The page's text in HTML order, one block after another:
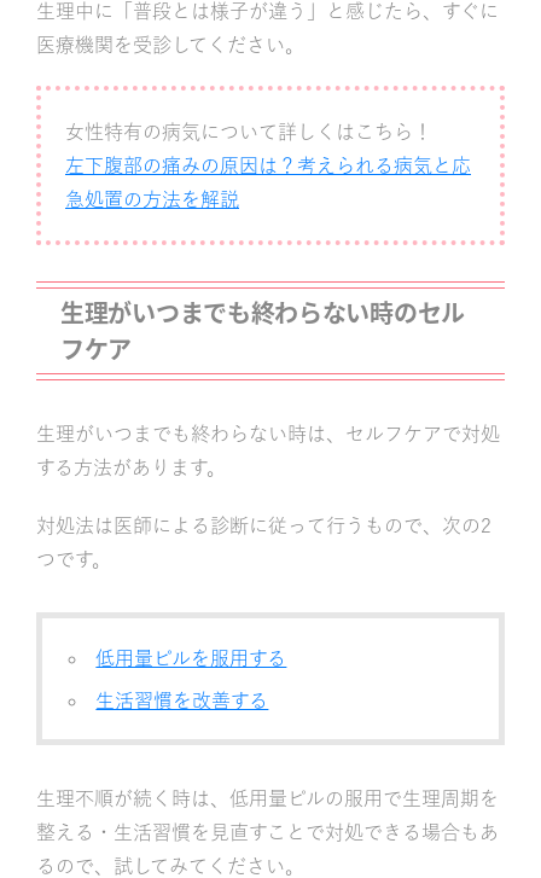
生理中に「普段とは様子が違う」と感じたら、すぐに
医療機関を受診してください。
女性特有の病気について詳しくはこちら！
左下腹部の痛みの原因は？考えられる病気と応
急処置の方法を解説
生理がいつまでも終わらない時のセル
フケア
生理がいつまでも終わらない時は、セルフケアで対処
する方法があります。
対処法は医師による診断に従って行うもので、次の2
つです。
低用量ピルを服用する
生活習慣を改善する
生理不順が続く時は、低用量ピルの服用で生理周期を
整える・生活習慣を見直すことで対処できる場合もあ
るので、試してみてください。